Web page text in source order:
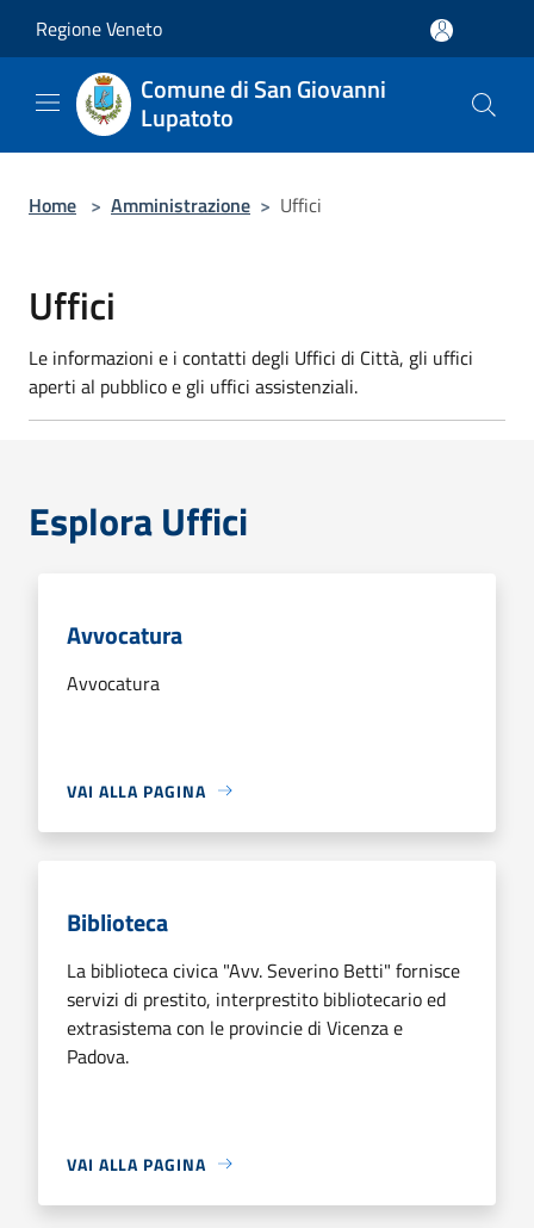
Regione Veneto
Comune di San Giovanni
Lupatoto
Home > Amministrazione > Uffici
Uffici
Le informazioni e i contatti degli Uffici di Città, gli uffici
aperti al pubblico e gli uffici assistenziali.
Esplora Uffici
Avvocatura
Avvocatura
VAI ALLA PAGINA
Biblioteca
La biblioteca civica "Avv. Severino Betti" fornisce
servizi di prestito, interprestito bibliotecario ed
extrasistema con le provincie di Vicenza e
Padova.
VAI ALLA PAGINA